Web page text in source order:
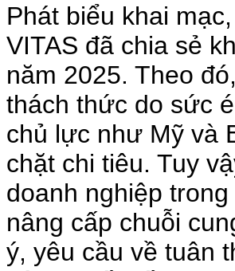
Phát biểu khai
VITAS đã chia sẻ
năm 2025. Theo
thách thức do sức
chủ lực như Mỹ và
chặt chi tiêu. Tuy
doanh nghiệp
nâng cấp chuỗi
ý, yêu cầu về tuân